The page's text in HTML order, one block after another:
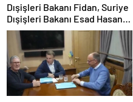
Dışişleri Bakanı Fidan, Suriye
Dışişleri Bakanı Esad Hasan
Şeybani ile görüştü